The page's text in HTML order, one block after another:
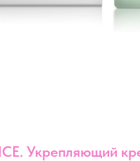
Укрепляющий